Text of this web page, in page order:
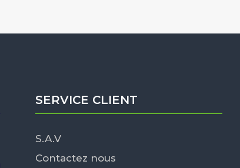
SERVICE CLIENT
S.A.V
Contactez nous